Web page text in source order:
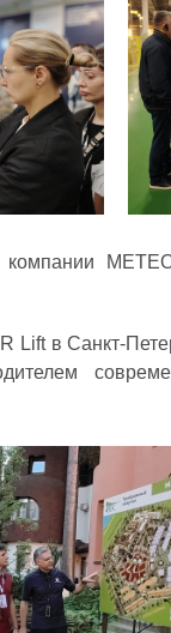
компании
Lift в Санкт-